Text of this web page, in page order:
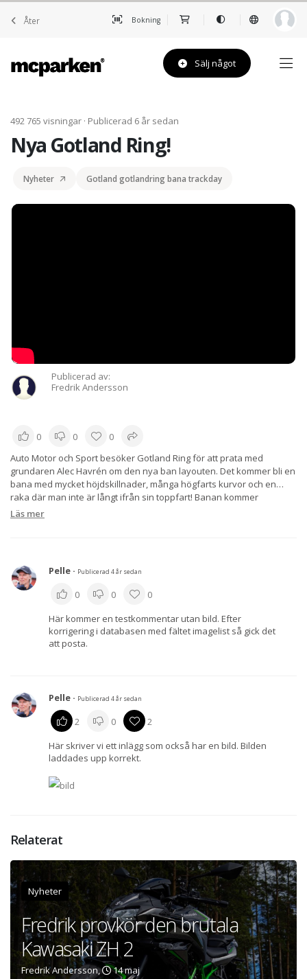
Åter Bokning
Sälj något
492 765 visningar · Publicerad 6 år sedan
Nya Gotland Ring!
Nyheter Gotland gotlandring bana trackday
Publicerad av:
Fredrik Andersson
0 0
0
Auto Motor och Sport besöker Gotland Ring för att prata med
grundaren Alec Havrén om den nya ban layouten. Det kommer bli en
bana med mycket höjdskillnader, många högfarts kurvor och en
raka där man inte är långt ifrån sin toppfart! Banan kommer
dessutom vara totalt sett över 7km lång och det kommer kanske ta
Läs mer
Pelle · Publicerad 4 år sedan
0 0
0
Här kommer en testkommentar utan bild. Efter
korrigering i databasen med fältet imagelist så gick det
att posta.
Pelle · Publicerad 4 år sedan
2 0
2
Här skriver vi ett inlägg som också har en bild. Bilden
laddades upp korrekt.
Relaterat
Nyheter
Fredrik provkör den brutala
Kawasaki ZH 2
Fredrik Andersson, 14 maj